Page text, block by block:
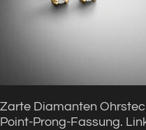
Zarte Diamanten
Point-Prong-Fassung.